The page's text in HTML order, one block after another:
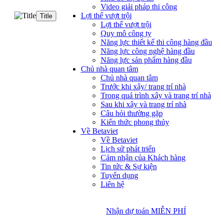
Title
Video giải pháp thi công
Lợi thế vượt trội
Lợi thế vượt trội
Quy mô công ty
Năng lực thiết kế thi công hàng đầu
Năng lực công nghệ hàng đầu
Năng lực sản phẩm hàng đầu
Chủ nhà quan tâm
Chủ nhà quan tâm
Trước khi xây/ trang trí nhà
Trong quá trình xây và trang trí nhà
Sau khi xây và trang trí nhà
Câu hỏi thường gặp
Kiến thức phong thủy
Về Betaviet
Về Betaviet
Lịch sử phát triển
Cảm nhận của Khách hàng
Tin tức & Sự kiện
Tuyển dụng
Liên hệ
Nhận dự toán MIỄN PHÍ